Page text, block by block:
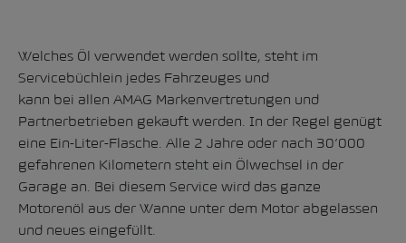
Welches Öl verwendet werden sollte, steht im
Servicebüchlein jedes Fahrzeuges und
kann bei allen AMAG Markenvertretungen und
Partnerbetrieben gekauft werden. In der Regel genügt
eine Ein-Liter-Flasche. Alle 2 Jahre oder nach 30’000
gefahrenen Kilometern steht ein Ölwechsel in der
Garage an. Bei diesem Service wird das ganze
Motorenöl aus der Wanne unter dem Motor abgelassen
und neues eingefüllt.